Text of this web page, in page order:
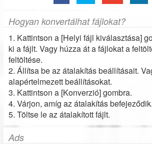
Hogyan konvertálhat fájlokat?
1. Kattintson a [Helyi fájl kiválasztása]
ki a fájlt. Vagy húzza át a fájlokat a
feltöltése.
2. Állítsa be az átalakítás beállításait.
alapértelmezett beállításokat.
3. Kattintson a [Konverzió] gombra.
4. Várjon, amíg az átalakítás befejeződik.
5. Töltse le az átalakított fájlt.
Ads